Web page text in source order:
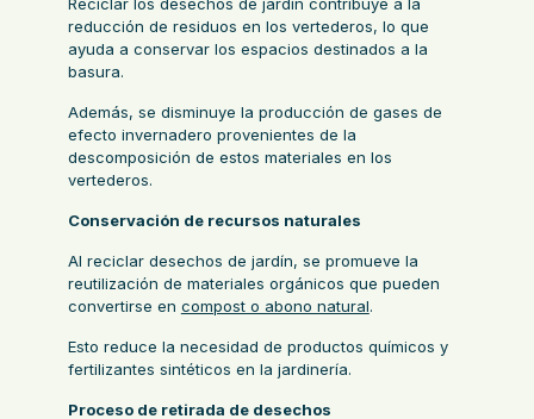
Reciclar los desechos de jardín contribuye a la
reducción de residuos en los vertederos, lo que
ayuda a conservar los espacios destinados a la
basura.
Además, se disminuye la producción de gases de
efecto invernadero provenientes de la
descomposición de estos materiales en los
vertederos.
Conservación de recursos naturales
Al reciclar desechos de jardín, se promueve la
reutilización de materiales orgánicos que pueden
convertirse en compost o abono natural.
Esto reduce la necesidad de productos químicos y
fertilizantes sintéticos en la jardinería.
Proceso de retirada de desechos